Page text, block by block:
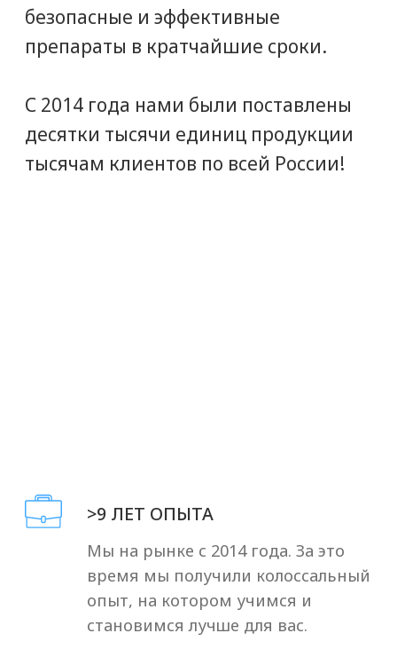
Мы дорожим нашей репутацией
клиник с нами - это легко! Позвоните
и получите грамотную консультацию
от специалистов нашего
коммерческого отдела
Отзывы клиентов
об Оригомед